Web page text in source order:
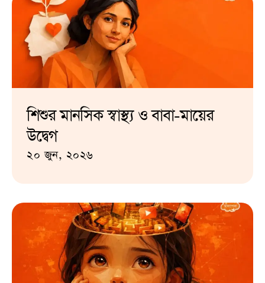
শিশুর মানসিক স্বাস্থ্য ও বাবা-মায়ের
উদ্বেগ
২০ জুন, ২০২৬